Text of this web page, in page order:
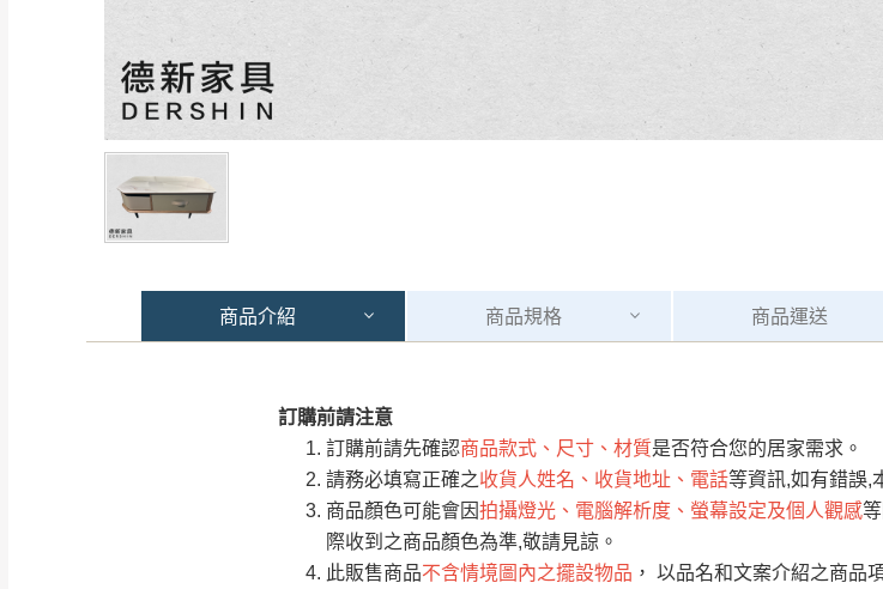
商品介紹 商品規格 商品運送
訂購前請注意
訂購前請先確認商品款式、尺寸、材質是否符合您的居家需求。
請務必填寫正確之收貨人姓名、收貨地址、電話等資訊,如有錯誤,
商品顏色可能會因拍攝燈光、電腦解析度、螢幕設定及個人觀感
際收到之商品顏色為準,敬請見諒。
此販售商品不含情境圖內之擺設物品 ， 以品名和文案介紹之商品
運 費 說 明
運送地區
注意事項：
由於品項繁多，網頁無法及時更新，如有需要購買商品，
認商品是否有「現貨」與 「金額」。
若商品價格或庫存有異常，商家有權取消訂單。
接單後二日內(不含例假日)，我們客服會與您電話聯絡或E-
全部 依評論高至低排列